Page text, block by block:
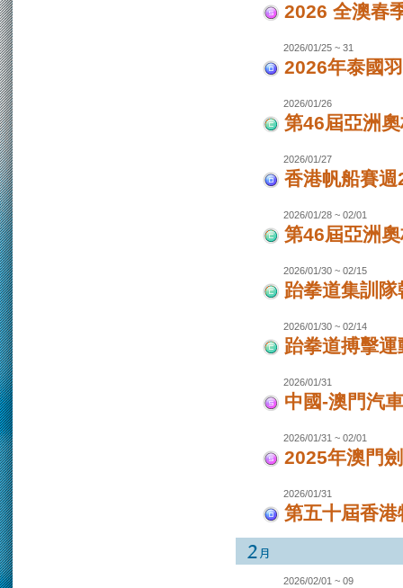
2026 全澳春
2026/01/25 ~ 31
2026年泰國
2026/01/26
第46屆亞洲
2026/01/27
香港帆船賽
2026/01/28 ~ 02/01
第46屆亞洲
2026/01/30 ~ 02/15
跆拳道集訓
2026/01/30 ~ 02/14
跆拳道搏擊
2026/01/31
中國-澳門汽
2026/01/31 ~ 02/01
2025年澳門
2026/01/31
第五十屆香
2026/02/01 ~ 09